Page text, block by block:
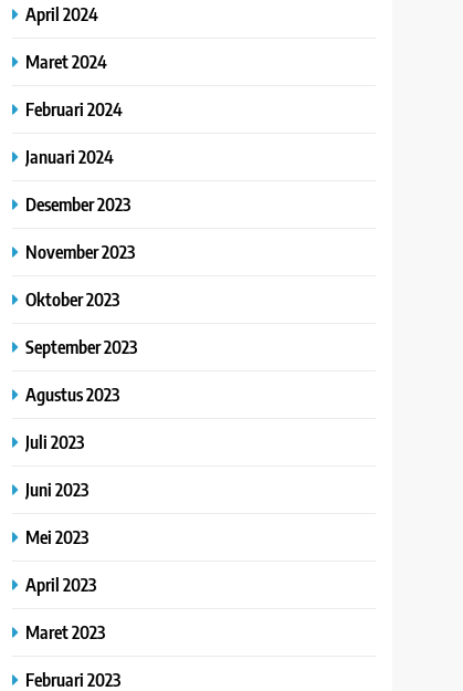
April 2024
Maret 2024
Februari 2024
Januari 2024
Desember 2023
November 2023
Oktober 2023
September 2023
Agustus 2023
Juli 2023
Juni 2023
Mei 2023
April 2023
Maret 2023
Februari 2023